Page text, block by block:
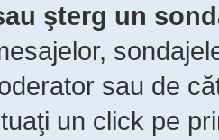
şterg un
sau de
un click pe